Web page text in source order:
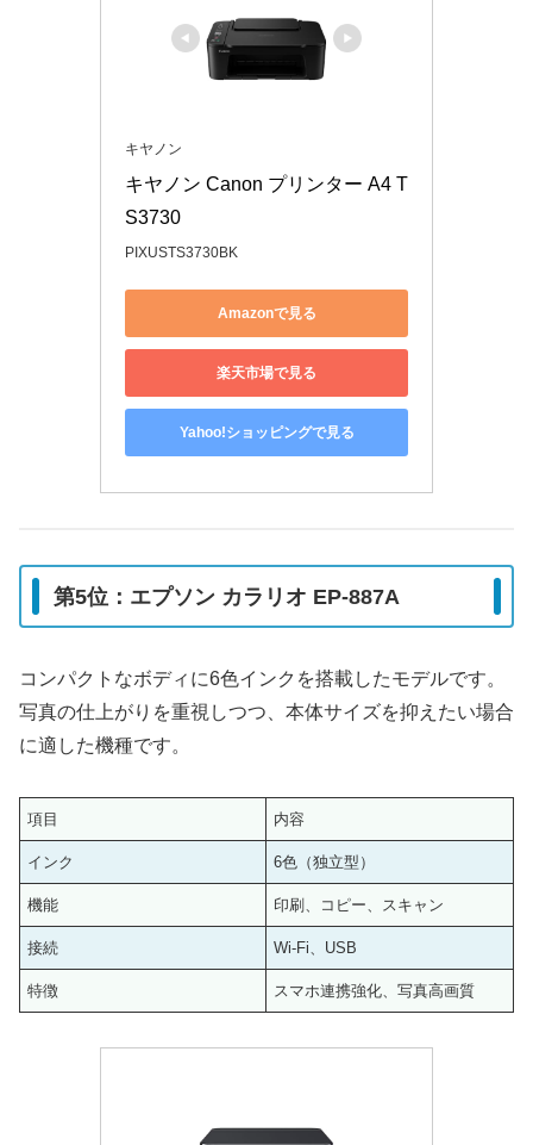
キヤノン
キヤノン Canon プリンター A4 T
S3730
PIXUSTS3730BK
Amazonで見る
楽天市場で見る
Yahoo!ショッピングで見る
第5位：エプソン カラリオ EP-887A
コンパクトなボディに6色インクを搭載したモデルです。
写真の仕上がりを重視しつつ、本体サイズを抑えたい場合
に適した機種です。
項目 内容
インク 6色（独立型）
機能 印刷、コピー、スキャン
接続 Wi-Fi、USB
特徴 スマホ連携強化、写真高画質